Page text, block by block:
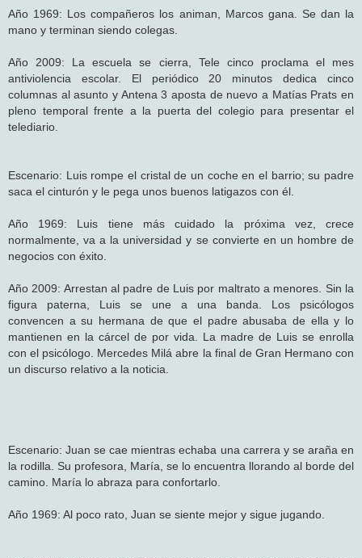
Año 1969: Los compañeros los animan, Marcos gana. Se dan la
mano y terminan siendo colegas.
Año 2009: La escuela se cierra, Tele cinco proclama el mes
antiviolencia escolar. El periódico 20 minutos dedica cinco
columnas al asunto y Antena 3 aposta de nuevo a Matías Prats en
pleno temporal frente a la puerta del colegio para presentar el
telediario.
Escenario: Luis rompe el cristal de un coche en el barrio; su padre
saca el cinturón y le pega unos buenos latigazos con él.
Año 1969: Luis tiene más cuidado la próxima vez, crece
normalmente, va a la universidad y se convierte en un hombre de
negocios con éxito.
Año 2009: Arrestan al padre de Luis por maltrato a menores. Sin la
figura paterna, Luis se une a una banda. Los psicólogos
convencen a su hermana de que el padre abusaba de ella y lo
mantienen en la cárcel de por vida. La madre de Luis se enrolla
con el psicólogo. Mercedes Milá abre la final de Gran Hermano con
un discurso relativo a la noticia.
Escenario: Juan se cae mientras echaba una carrera y se araña en
la rodilla. Su profesora, María, se lo encuentra llorando al borde del
camino. María lo abraza para confortarlo.
Año 1969: Al poco rato, Juan se siente mejor y sigue jugando.